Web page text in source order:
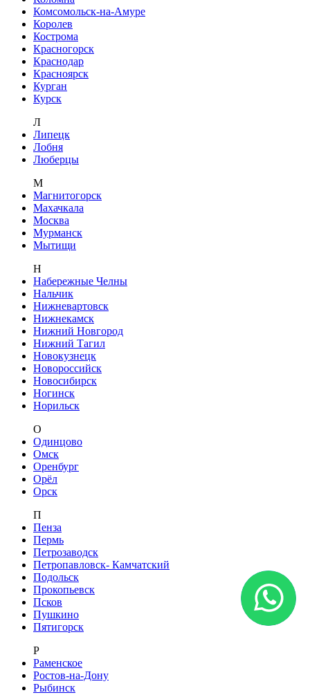
Комсомольск-на-Амуре
Королев
Кострома
Красногорск
Краснодар
Красноярск
Курган
Курск
Л
Липецк
Лобня
Люберцы
М
Магнитогорск
Махачкала
Москва
Мурманск
Мытищи
Н
Набережные Челны
Нальчик
Нижневартовск
Нижнекамск
Нижний Новгород
Нижний Тагил
Новокузнецк
Новороссийск
Новосибирск
Ногинск
Норильск
О
Одинцово
Омск
Оренбург
Орёл
Орск
П
Пенза
Пермь
Петрозаводск
Петропавловск- Камчатский
Подольск
Прокопьевск
Псков
Пушкино
Пятигорск
Р
Раменское
Ростов-на-Дону
Рыбинск